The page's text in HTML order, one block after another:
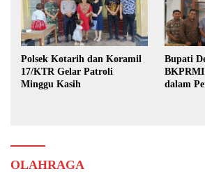
Polsek Kotarih dan Koramil
17/KTR Gelar Patroli
Minggu Kasih
Bupati
BKPRMI
dalam
OLAHRAGA